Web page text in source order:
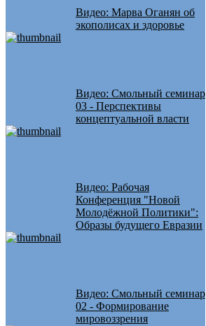
Видео: Марва Оганян об
экополисах и здоровье
Видео: Смольный семинар
03 - Перспективы
концептуальной власти
Видео: Рабочая
Конференция "Новой
Молодёжной Политики":
Образы будущего Евразии
Видео: Смольный семинар
02 - Формирование
мировоззрения